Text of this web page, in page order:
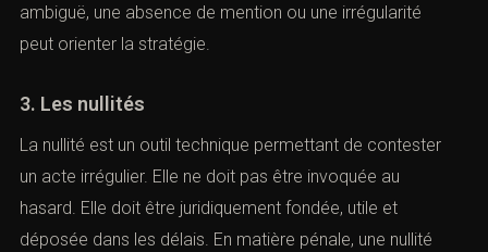
ambiguë, une absence de mention ou une irrégularité
peut orienter la stratégie.
3. Les nullités
La nullité est un outil technique permettant de contester
un acte irrégulier. Elle ne doit pas être invoquée au
hasard. Elle doit être juridiquement fondée, utile et
déposée dans les délais. En matière pénale, une nullité